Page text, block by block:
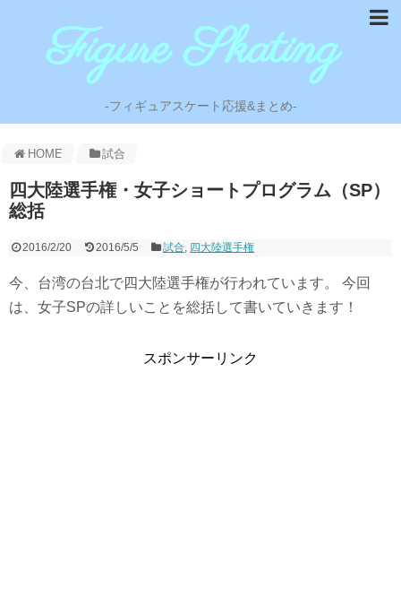
-フィギュアスケート応援&まとめ-
HOME 試合
四大陸選手権・女子ショートプログラム（SP）
総括
2016/2/20 2016/5/5 試合, 四大陸選手権
今、台湾の台北で四大陸選手権が行われています。 今回
は、女子SPの詳しいことを総括して書いていきます！
スポンサーリンク